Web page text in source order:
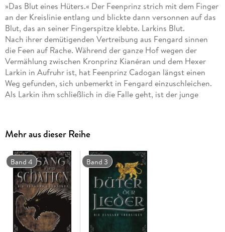
»Das Blut eines Hüters.« Der Feenprinz strich mit dem Finger
an der Kreislinie entlang und blickte dann versonnen auf das
Blut, das an seiner Fingerspitze klebte. Larkins Blut.
Nach ihrer demütigenden Vertreibung aus Fengard sinnen
die Feen auf Rache. Während der ganze Hof wegen der
Vermählung zwischen Kronprinz Kianéran und dem Hexer
Larkin in Aufruhr ist, hat Feenprinz Cadogan längst einen
Weg gefunden, sich unbemerkt in Fengard einzuschleichen.
Als Larkin ihm schließlich in die Falle geht, ist der junge
Mehr aus dieser Reihe
Band 4 Band 3